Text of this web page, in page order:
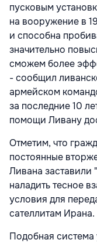
пусковым
на вооружение в
и способна
значительно
сможем более
- сообщил
армейском
за последние 10
помощи Ливану
Отметим, что
постоянные
Ливана
наладить тесное
условия для
сателлитам Ирана.
Подобная